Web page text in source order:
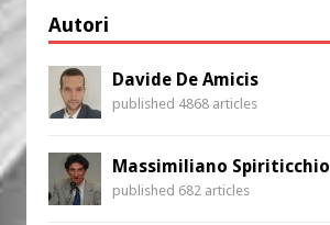
Autori
Davide De Amicis
published 4868 articles
Massimiliano Spiriticchio
published 682 articles